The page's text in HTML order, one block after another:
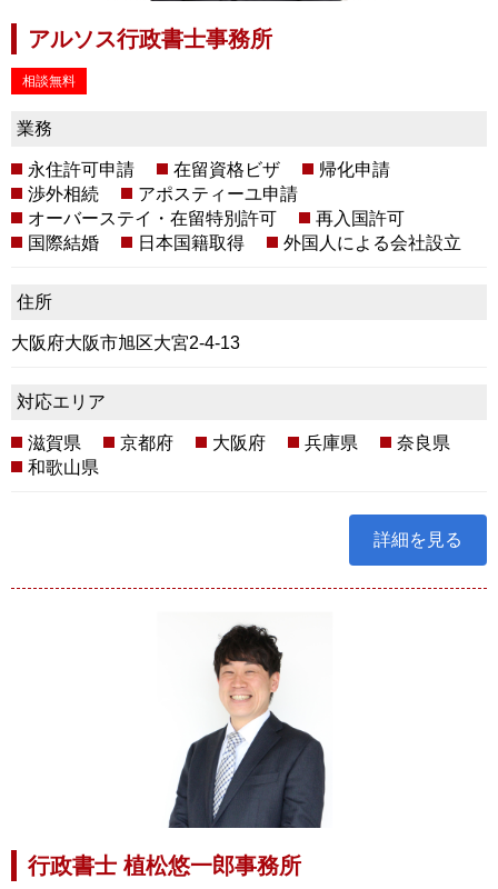
アルソス行政書士事務所
相談無料
業務
永住許可申請 在留資格ビザ
帰化申請
渉外相続
アポスティーユ申請
オーバーステイ・在留特別許可
再入国許可
国際結婚
日本国籍取得 外国人による会社設立
住所
大阪府大阪市旭区大宮2-4-13
対応エリア
滋賀県 京都府 大阪府 兵庫県
奈良県
和歌山県
詳細を見る
行政書士 植松悠一郎事務所